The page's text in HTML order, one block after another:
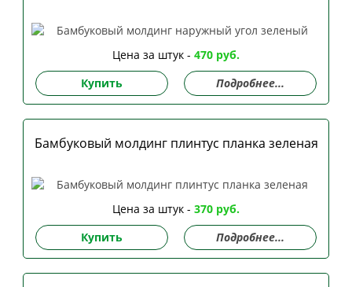
Цена за штук - 470 руб.
Купить
Подробнее...
Бамбуковый молдинг плинтус планка зеленая
Цена за штук - 370 руб.
Купить
Подробнее...